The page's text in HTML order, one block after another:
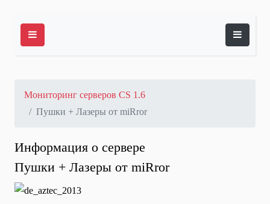
Мониторинг серверов CS 1.6
Пушки + Лазеры от miRror
Информация о сервере
Пушки + Лазеры от miRror